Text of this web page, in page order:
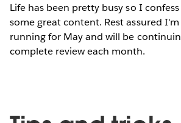
Life has been pretty busy so I
some great content. Rest assured
running for May and will be
complete review each month.